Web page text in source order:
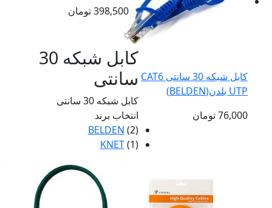
کابل شبکه 30 سانتی CAT6
UTP بلدن(BELDEN)
76,000تومان
398,500 تومان
کابل شبکه 30
سانتی
کابل شبکه 30 سانتی
انتخاب برند
BELDEN (2)
KNET (1)